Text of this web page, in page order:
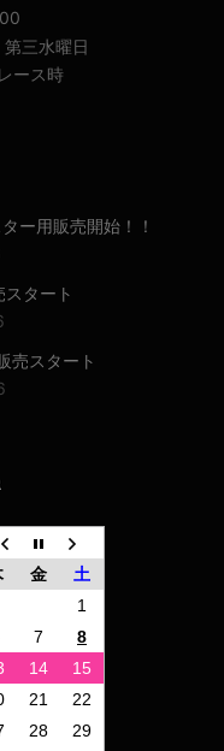
三水曜日
ス時
ー用販売開始！！
タート
売スタート
金
土
1
7
8
14
15
21
22
28 29